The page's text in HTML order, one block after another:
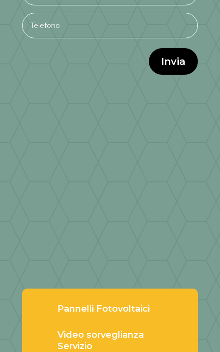
Invia
Pannelli Fotovoltaici
Video sorveglianza
Servizio